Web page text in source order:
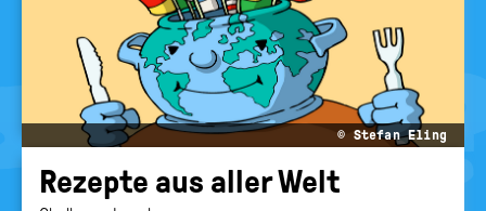
© Stefan Eling
Re­zep­te aus aller Welt